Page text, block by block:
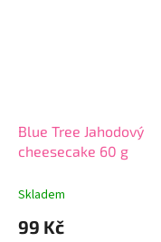
Blue Tree Jahodový
cheesecake 60 g
Skladem
99 Kč